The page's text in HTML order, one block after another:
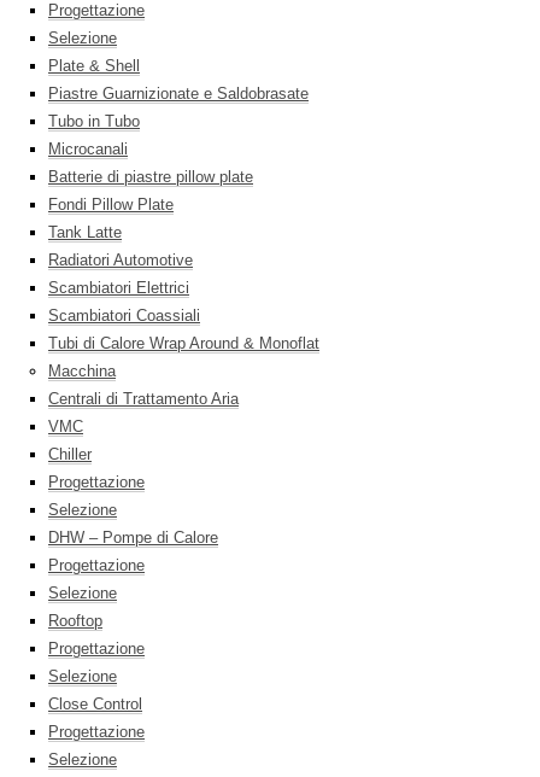
Progettazione
Selezione
Plate & Shell
Piastre Guarnizionate e Saldobrasate
Tubo in Tubo
Microcanali
Batterie di piastre pillow plate
Fondi Pillow Plate
Tank Latte
Radiatori Automotive
Scambiatori Elettrici
Scambiatori Coassiali
Tubi di Calore Wrap Around & Monoflat
Macchina
Centrali di Trattamento Aria
VMC
Chiller
Progettazione
Selezione
DHW – Pompe di Calore
Progettazione
Selezione
Rooftop
Progettazione
Selezione
Close Control
Progettazione
Selezione